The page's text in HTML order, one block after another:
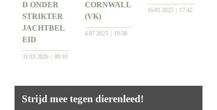
D ONDER
STRIKTER
JACHTBEL
EID
31 03 2026 09:10
CORNWALL
(VK)
4 07 2025 19:38
16 01 2025 17:42
Strijd mee tegen dierenleed!